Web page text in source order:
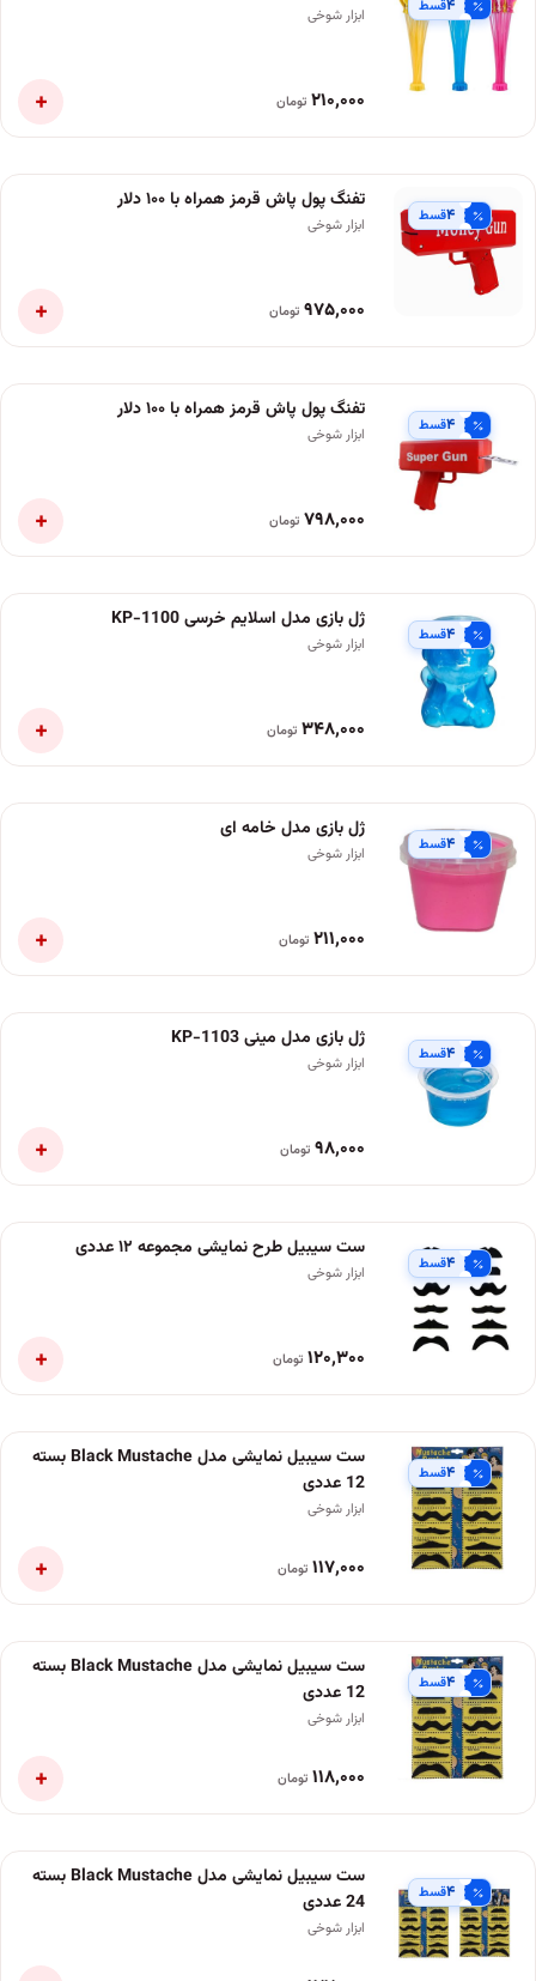
۴قسط ابزار شوخی
۲۱۰٬۰۰۰ تومان +
۴قسط
تفنگ پول پاش قرمز همراه با ۱۰۰ دلار
ابزار شوخی
۹۷۵٬۰۰۰ تومان +
۴قسط
تفنگ پول پاش قرمز همراه با ۱۰۰ دلار
ابزار شوخی
۷۹۸٬۰۰۰ تومان +
۴قسط
ژل بازی مدل اسلایم خرسی KP-1100
ابزار شوخی
۳۴۸٬۰۰۰ تومان +
۴قسط
ژل بازی مدل خامه ای
ابزار شوخی
۲۱۱٬۰۰۰ تومان +
۴قسط
ژل بازی مدل مینی KP-1103
ابزار شوخی
۹۸٬۰۰۰ تومان +
۴قسط
ست سیبیل طرح نمایشی مجموعه ۱۲ عددی
ابزار شوخی
۱۲۰٬۳۰۰ تومان +
۴قسط
ست سیبیل نمایشی مدل Black Mustache بسته
12 عددی
ابزار شوخی
۱۱۷٬۰۰۰ تومان +
۴قسط
ست سیبیل نمایشی مدل Black Mustache بسته
12 عددی
ابزار شوخی
۱۱۸٬۰۰۰ تومان +
۴قسط
ست سیبیل نمایشی مدل Black Mustache بسته
24 عددی
ابزار شوخی